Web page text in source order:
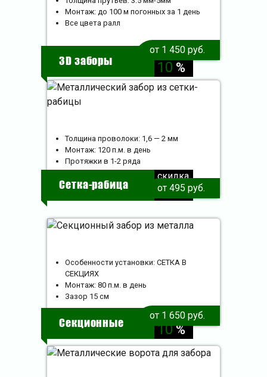
3D заборы
скидка
10 %
Монтаж: до 100 м погонных за 1 день
Все цвета ралл
от 1 450 руб.
Сетка-рабица
скидка
10%
Толщина проволоки: 1,6 — 2 мм
Монтаж: 120 п.м. в день
Протяжки в 1-2 ряда
от 495 руб.
Секционные
скидка
10%
Особенности установки: СЕТКА В
СЕКЦИЯХ
Монтаж: 80 п.м. в день
Зазор 15 см
от 1 650 руб.